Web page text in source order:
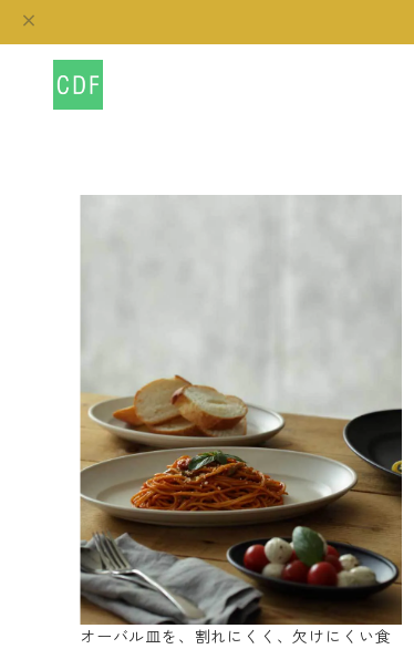
オーバル皿を、割れにくく、欠けにくい食